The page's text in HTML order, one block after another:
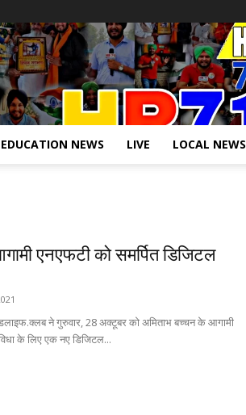
EDUCATION NEWS LIVE LOCAL NEWS
एनएफटी को समर्पित डिजिटल
ने गुरुवार, 28 अक्टूबर को अमिताभ बच्चन के आगामी
के लिए एक नए डिजिटल...